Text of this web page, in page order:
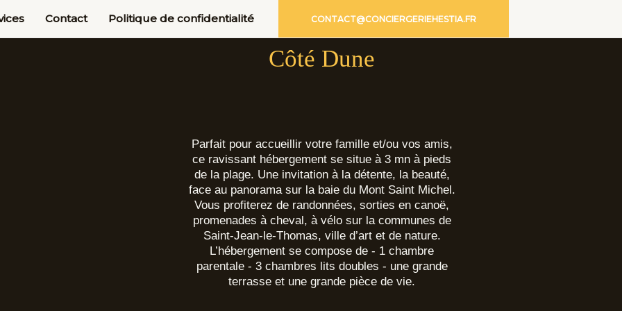
Contact Politique de confidentialité CONTACT@CONCIERGERIEHESTIA.FR
Côté Dune
Parfait pour accueillir votre famille et/ou vos amis,
ce ravissant hébergement se situe à 3 mn à pieds
de la plage. Une invitation à la détente, la beauté,
face au panorama sur la baie du Mont Saint Michel.
Vous profiterez de randonnées, sorties en canoë,
promenades à cheval, à vélo sur la communes de
Saint-Jean-le-Thomas, ville d’art et de nature.
L’hébergement se compose de - 1 chambre
parentale - 3 chambres lits doubles - une grande
terrasse et une grande pièce de vie.